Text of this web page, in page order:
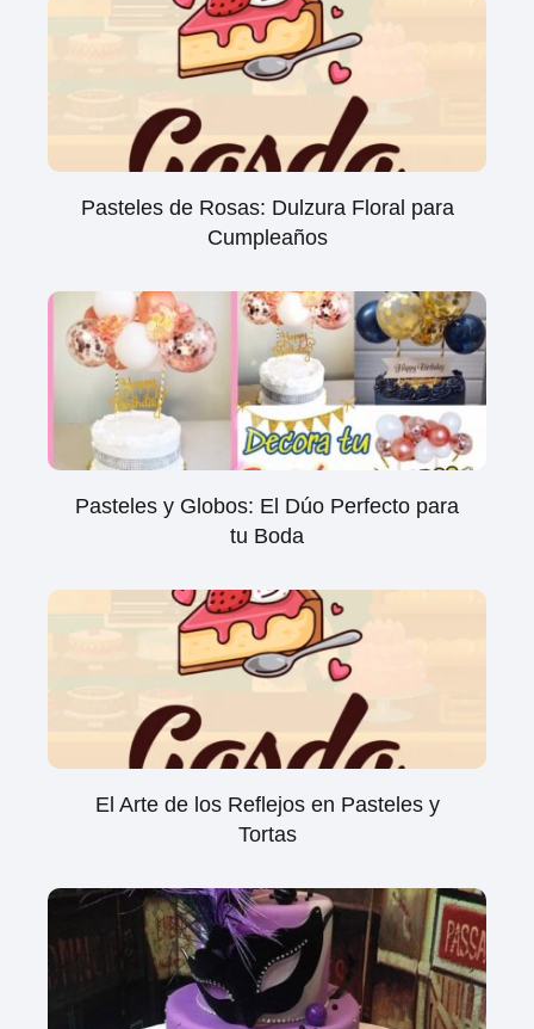
Pasteles de Rosas: Dulzura Floral para
Cumpleaños
Pasteles y Globos: El Dúo Perfecto para
tu Boda
El Arte de los Reflejos en Pasteles y
Tortas